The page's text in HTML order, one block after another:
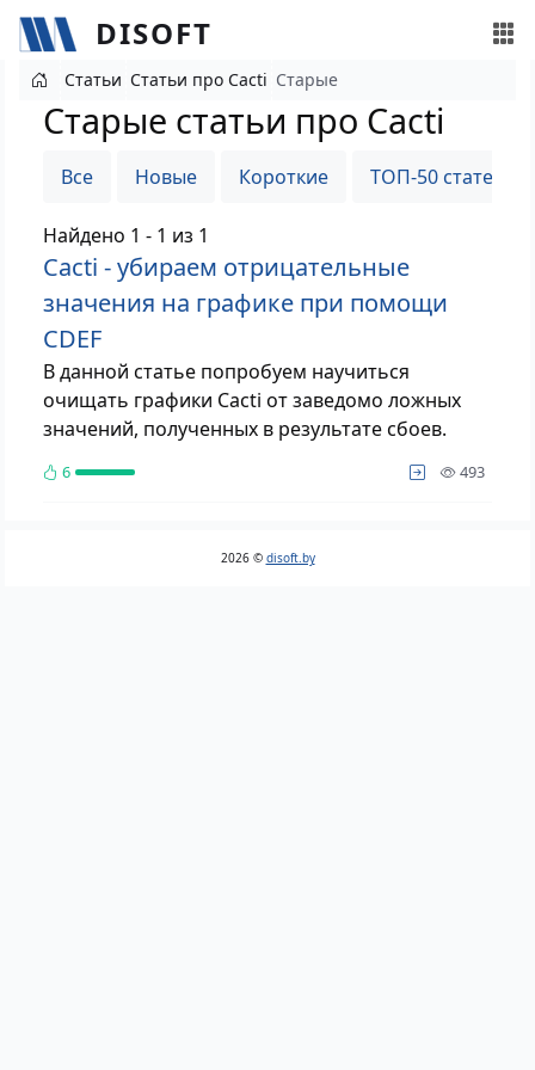
Перейти к основному содержанию
DISOFT
Статьи Статьи про Cacti Старые
Старые статьи про Cacti
Все Новые Короткие ТОП-50 статей
Найдено 1 - 1 из 1
Cacti - убираем отрицательные
значения на графике при помощи
CDEF
В данной статье попробуем научиться
очищать графики Cacti от заведомо ложных
значений, полученных в результате сбоев.
6 493
2026 © disoft.by